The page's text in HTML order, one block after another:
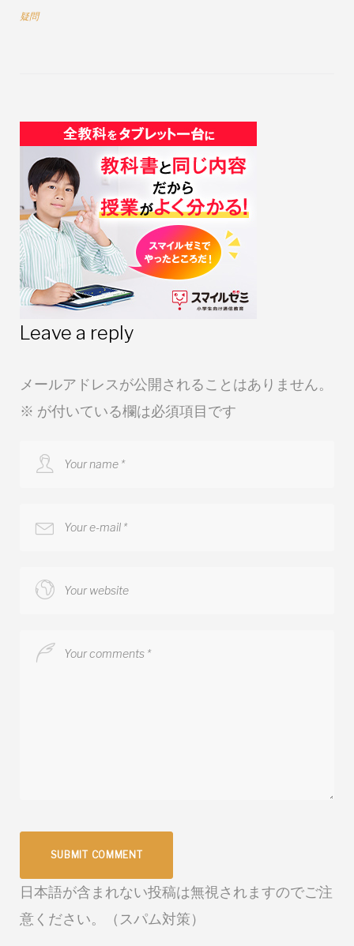
疑問
Leave a reply
メールアドレスが公開されることはありません。
※ が付いている欄は必須項目です
日本語が含まれない投稿は無視されますのでご注
意ください。（スパム対策）